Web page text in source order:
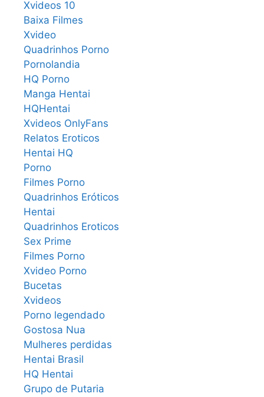
Xvideos 10
Baixa Filmes
Xvideo
Quadrinhos Porno
Pornolandia
HQ Porno
Manga Hentai
HQHentai
Xvideos OnlyFans
Relatos Eroticos
Hentai HQ
Porno
Filmes Porno
Quadrinhos Eróticos
Hentai
Quadrinhos Eroticos
Sex Prime
Filmes Porno
Xvideo Porno
Bucetas
Xvideos
Porno legendado
Gostosa Nua
Mulheres perdidas
Hentai Brasil
HQ Hentai
Grupo de Putaria